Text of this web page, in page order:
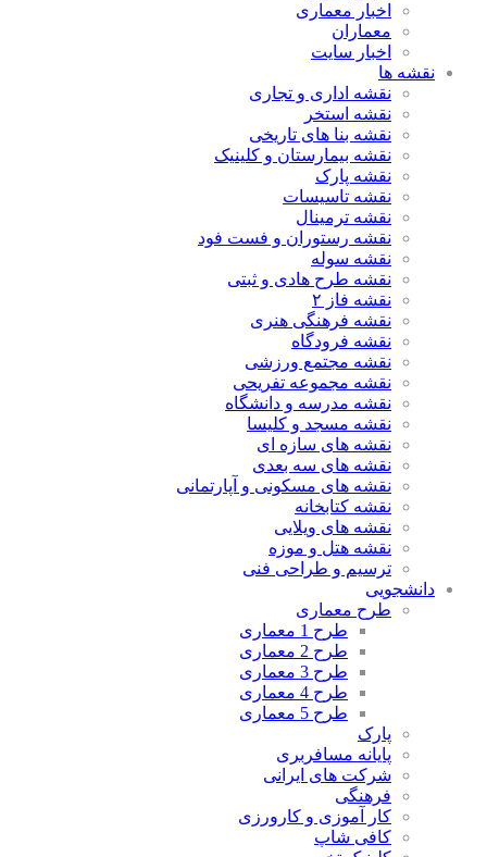
اخبار معماری
معماران
اخبار سایت
نقشه ها
نقشه اداری و تجاری
نقشه استخر
نقشه بنا های تاریخی
نقشه بیمارستان و کلینیک
نقشه پارک
نقشه تاسیسات
نقشه ترمینال
نقشه رستوران و فست فود
نقشه سوله
نقشه طرح هادی و ثبتی
نقشه فاز ۲
نقشه فرهنگی هنری
نقشه فرودگاه
نقشه مجتمع ورزشی
نقشه مجموعه تفریحی
نقشه مدرسه و دانشگاه
نقشه مسجد و کلیسا
نقشه های سازه ای
نقشه های سه بعدی
نقشه های مسکونی و آپارتمانی
نقشه کتابخانه
نقشه های ویلایی
نقشه هتل و موزه
ترسیم و طراحی فنی
دانشجویی
طرح معماری
طرح 1 معماری
طرح 2 معماری
طرح 3 معماری
طرح 4 معماری
طرح 5 معماری
پارک
پایانه مسافربری
شرکت های ایرانی
فرهنگی
کار آموزی و کارورزی
کافی شاپ